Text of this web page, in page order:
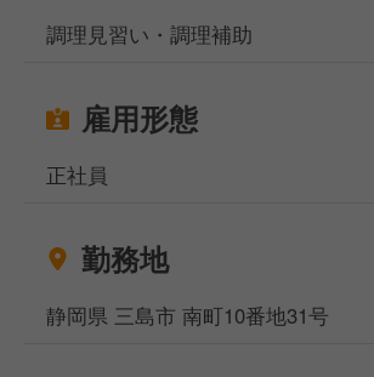
★ 具体的な仕事内容
──────────
■接客業務
■ラーメンやサイドメニューの調理業
提供するラーメンや焼き飯の味付け
行っています。基本的な仕事からス
調理見習い・調理補助
雇用形態
正社員
勤務地
静岡県 三島市 南町10番地31号